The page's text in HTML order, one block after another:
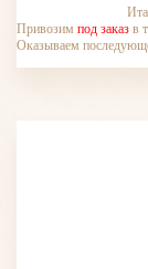
Привозим под заказ в
Оказываем